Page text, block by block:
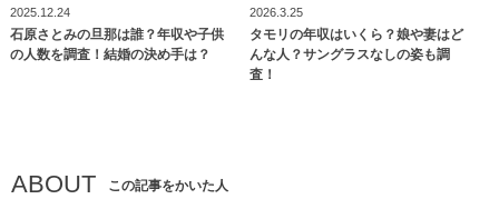
2025.12.24
石原さとみの旦那は誰？年収や子供
の人数を調査！結婚の決め手は？
2026.3.25
タモリの年収はいくら？娘や妻はど
んな人？サングラスなしの姿も調
査！
ABOUT この記事をかいた人